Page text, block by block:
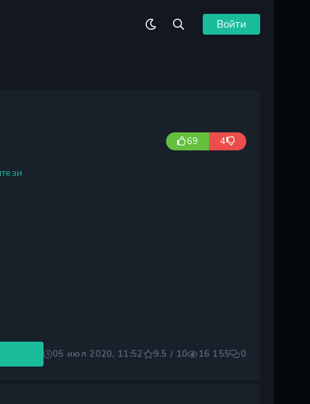
Войти
69 4
05 июл 2020, 11:52 9.5 / 10 16 155 0